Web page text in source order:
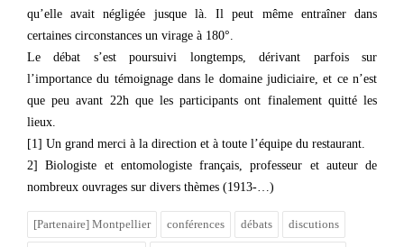
qu’elle avait négligée jusque là. Il peut même entraîner dans
certaines circonstances un virage à 180°.
Le débat s’est poursuivi longtemps, dérivant parfois sur
l’importance du témoignage dans le domaine judiciaire, et ce n’est
que peu avant 22h que les participants ont finalement quitté les
lieux.
[1] Un grand merci à la direction et à toute l’équipe du restaurant.
2] Biologiste et entomologiste français, professeur et auteur de
nombreux ouvrages sur divers thèmes (1913-…)
[Partenaire] Montpellier conférences débats discutions